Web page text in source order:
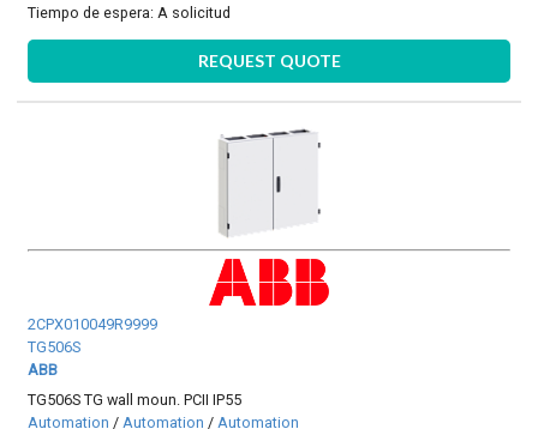
Tiempo de espera:A solicitud
REQUEST QUOTE
2CPX010049R9999
TG506S
ABB
TG506S TG wall moun. PCII IP55
Automation /Automation /Automation